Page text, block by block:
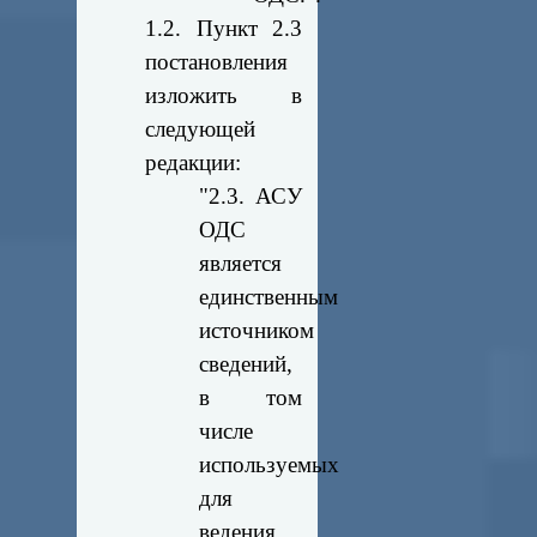
1.2. Пункт 2.3
постановления
изложить в
следующей
редакции:
"2.3. АСУ
ОДС
является
единственным
источником
сведений,
в том
числе
используемых
для
ведения